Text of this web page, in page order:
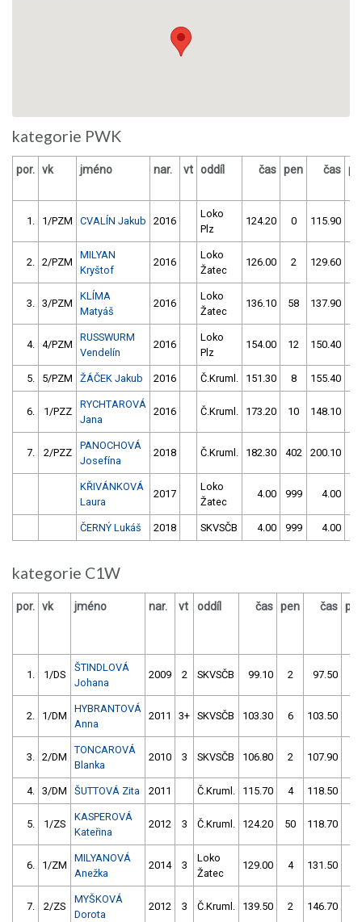
kategorie PWK
por. vk jméno nar. vt oddíl čas pen čas
1. 1/PZM CVALÍN Jakub 2016
Loko
Plz
124.20 0 115.90
2. 2/PZM
MILYAN
Kryštof
2016
Loko
Žatec
126.00 2 129.60
3. 3/PZM
KLÍMA
Matyáš
2016
Loko
Žatec
136.10 58 137.90
4. 4/PZM
RUSSWURM
Vendelín
2016
Loko
Plz
154.00 12 150.40
5. 5/PZM ŽÁČEK Jakub 2016 Č.Kruml. 151.30 8 155.40
6. 1/PZZ
RYCHTAROVÁ
Jana
2016 Č.Kruml. 173.20 10 148.10
7. 2/PZZ
PANOCHOVÁ
Josefína
2018 Č.Kruml. 182.30 402 200.10
KŘIVÁNKOVÁ
Laura
2017
Loko
Žatec
4.00 999 4.00
ČERNÝ Lukáš 2018 SKVSČB 4.00 999 4.00
kategorie C1W
por. vk jméno nar. vt oddíl čas pen čas
1. 1/DS
ŠTINDLOVÁ
Johana
2009 2 SKVSČB 99.10 2 97.50
2. 1/DM
HYBRANTOVÁ
Anna
2011 3+ SKVSČB 103.30 6 103.50
3. 2/DM
TONCAROVÁ
Blanka
2010 3 SKVSČB 106.80 2 107.90
4. 3/DM ŠUTTOVÁ Zita 2011 Č.Kruml. 115.70 4 118.50
5. 1/ZS
KASPEROVÁ
Kateřina
2012 3 Č.Kruml. 124.20 50 118.70
6. 1/ZM
MILYANOVÁ
Anežka
2014 3
Loko
Žatec
129.00 4 131.50
7. 2/ZS
MYŠKOVÁ
Dorota
2012 3 Č.Kruml. 139.50 2 146.70